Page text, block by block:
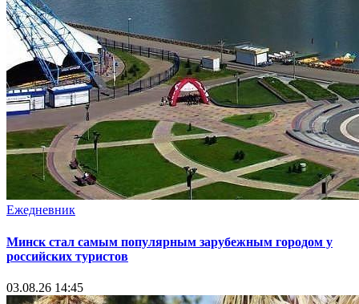
Ежедневник
Минск стал самым популярным зарубежным городом у
российских туристов
03.08.26 14:45